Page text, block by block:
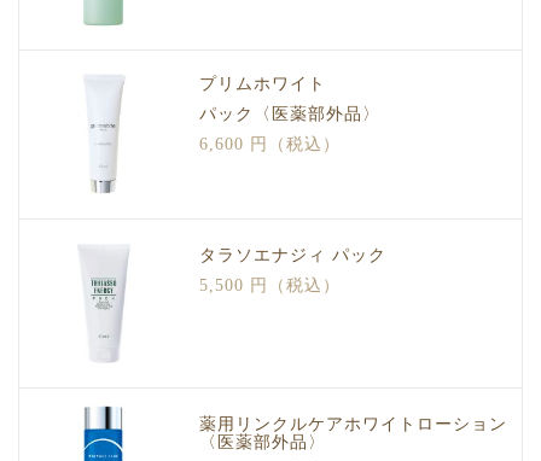
プリムホワイト
パック〈医薬部外品〉
6,600 円（税込）
タラソエナジィ パック
5,500 円（税込）
薬用リンクルケアホワイトローション
〈医薬部外品〉